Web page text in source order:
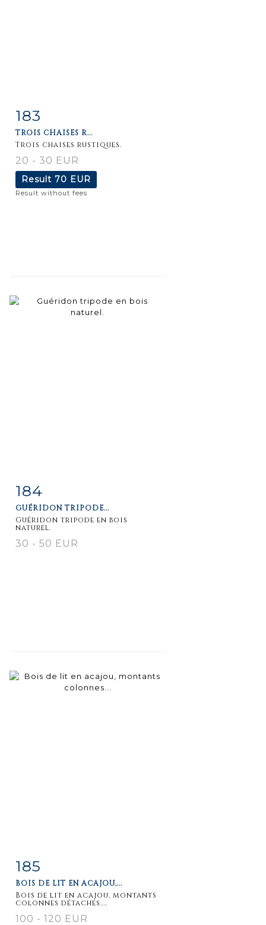
Item detail
183
TROIS CHAISES R...
Trois chaises rustiques.
20 - 30 EUR
Result 70 EUR
Result without fees
Item detail
184
GUÉRIDON TRIPODE...
Guéridon tripode en bois
naturel.
30 - 50 EUR
Item detail
185
BOIS DE LIT EN ACAJOU,...
Bois de lit en acajou, montants
colonnes détachés....
100 - 120 EUR